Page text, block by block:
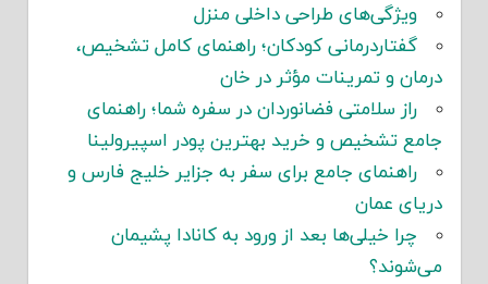
ویژگی‌های طراحی داخلی منزل
گفتاردرمانی کودکان؛ راهنمای کامل تشخیص،
درمان و تمرینات مؤثر در خان
راز سلامتی فضانوردان در سفره شما؛ راهنمای
جامع تشخیص و خرید بهترین پودر اسپیرولینا
راهنمای جامع برای سفر به جزایر خلیج فارس و
دریای عمان
چرا خیلی‌ها بعد از ورود به کانادا پشیمان
می‌شوند؟